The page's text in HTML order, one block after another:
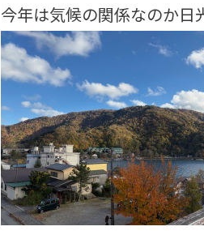
今年は気候の関係なのか日